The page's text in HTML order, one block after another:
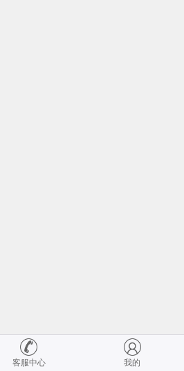
客服中心 我的